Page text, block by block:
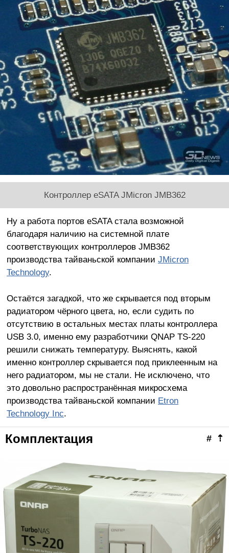
Контроллер eSATA JMicron JMB362
Ну а работа портов eSATA стала возможной
благодаря наличию на системной плате
соответствующих контроллеров JMB362
производства тайваньской компании JMicron
Technology.
Остаётся загадкой, что же скрывается под вторым
радиатором чёрного цвета, но, если судить по
отсутствию в остальных местах платы контроллера
USB 3.0, именно ему разработчики QNAP TS-220
решили снижать температуру. Выяснять, какой
именно контроллер скрывается под приклеенным на
него радиатором, мы не стали. Не исключено, что
это довольно распространённая микросхема
производства тайваньской компании Etron
Technology Inc.
⇡
#
Комплектация